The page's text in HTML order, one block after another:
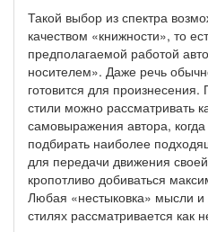
Такой выбор из спектра
качеством «книжности», то
предполагаемой работой
носителем». Даже речь
готовится для
стили можно рассматривать
самовыражения автора,
подбирать наиболее
для передачи движения
кропотливо добиваться
Любая «нестыковка» мысли и
стилях рассматривается как